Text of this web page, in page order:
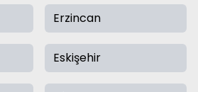
Erzincan
Eskişehir